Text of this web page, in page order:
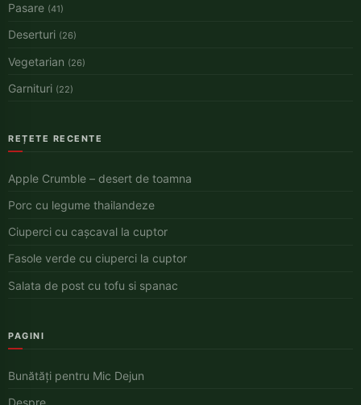
Pasare (41)
Deserturi (26)
Vegetarian (26)
Garnituri (22)
REȚETE RECENTE
Apple Crumble – desert de toamna
Porc cu legume thailandeze
Ciuperci cu cașcaval la cuptor
Fasole verde cu ciuperci la cuptor
Salata de post cu tofu si spanac
PAGINI
Bunătăți pentru Mic Dejun
Despre